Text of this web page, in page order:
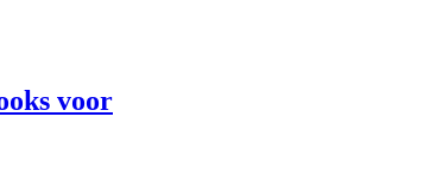
voor